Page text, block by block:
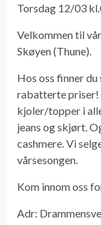
Torsdag 12/03
Velkommen til
Skøyen (Thune).
Hos oss finner
rabatterte priser!
kjoler/topper i
jeans og skjørt.
cashmere. Vi
vårsesongen.
Kom innom oss
Adr: